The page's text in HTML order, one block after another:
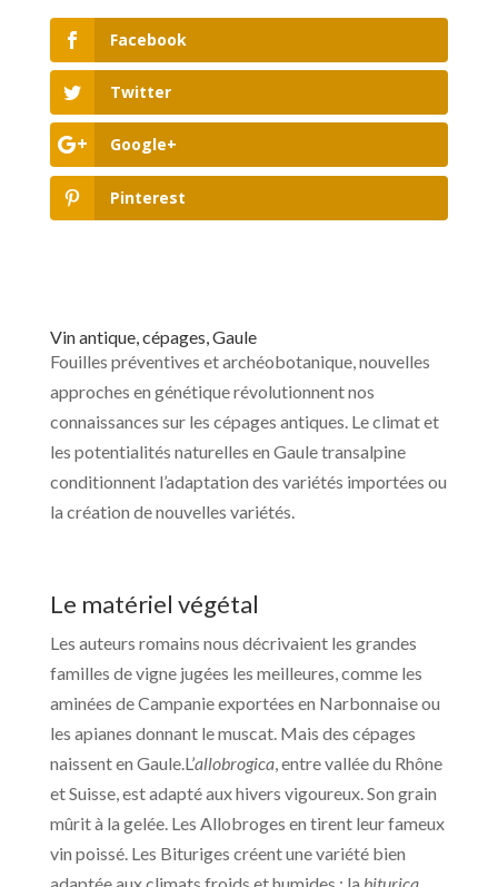
Facebook
Twitter
Google+
Pinterest
Vin antique, cépages, Gaule
Fouilles préventives et archéobotanique, nouvelles
approches en génétique révolutionnent nos
connaissances sur les cépages antiques. Le climat et
les potentialités naturelles en Gaule transalpine
conditionnent l’adaptation des variétés importées ou
la création de nouvelles variétés.
Le matériel végétal
Les auteurs romains nous décrivaient les grandes
familles de vigne jugées les meilleures, comme les
aminées de Campanie exportées en Narbonnaise ou
les apianes donnant le muscat. Mais des cépages
naissent en Gaule.L’allobrogica, entre vallée du Rhône
et Suisse, est adapté aux hivers vigoureux. Son grain
mûrit à la gelée. Les Allobroges en tirent leur fameux
vin poissé. Les Bituriges créent une variété bien
adaptée aux climats froids et humides : la biturica.